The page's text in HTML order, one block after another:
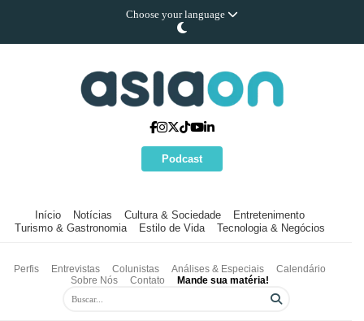
Choose your language
Podcast
Início Notícias Cultura & Sociedade
Entretenimento
Turismo & Gastronomia
Estilo de Vida Tecnologia & Negócios
Perfis Entrevistas Colunistas Análises & Especiais
Calendário
Sobre Nós
Contato Mande sua matéria!